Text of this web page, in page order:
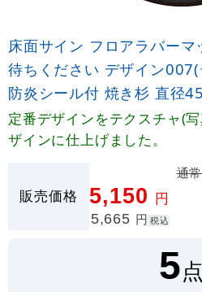
床面サイン フロアラバー
待ちください デザイン
防炎シール付 焼き杉 直径
定番デザインをテクスチャ(
ザインに仕上げました。
販売価格
通
5,150 円
5,665 円 税込
5点